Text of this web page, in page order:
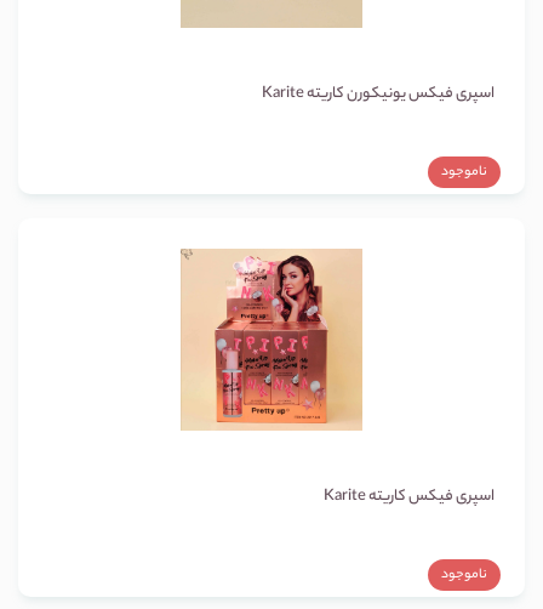
اسپری فیکس یونیکورن کاریته Karite
ناموجود
اسپری فیکس کاریته Karite
ناموجود